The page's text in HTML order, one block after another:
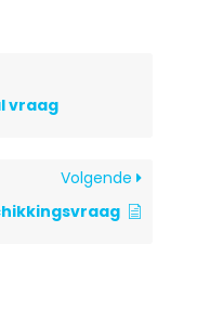
vraag
Volgende